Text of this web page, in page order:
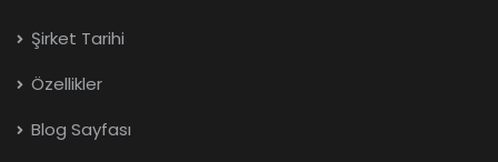
Şirket Tarihi
Özellikler
Blog Sayfası